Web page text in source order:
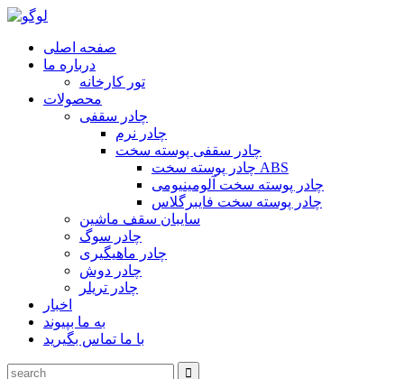
صفحه اصلی
درباره ما
تور کارخانه
محصولات
چادر سقفی
چادر نرم
چادر سقفی پوسته سخت
چادر پوسته سخت ABS
چادر پوسته سخت آلومینیومی
چادر پوسته سخت فایبرگلاس
سایبان سقف ماشین
چادر سوگ
چادر ماهیگیری
چادر دوش
چادر تریلر
اخبار
به ما بپیوند
با ما تماس بگیرید